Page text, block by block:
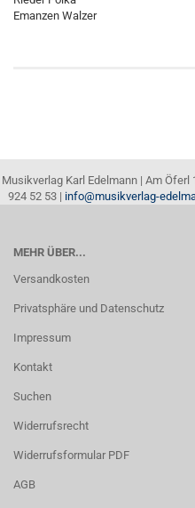
Emanzen Walzer
Musikverlag Karl Edelmann | Am Öferl
924 52 53 | info@musikverlag-
MEHR ÜBER...
Versandkosten
Privatsphäre und Datenschutz
Impressum
Kontakt
Suchen
Widerrufsrecht
Widerrufsformular PDF
AGB